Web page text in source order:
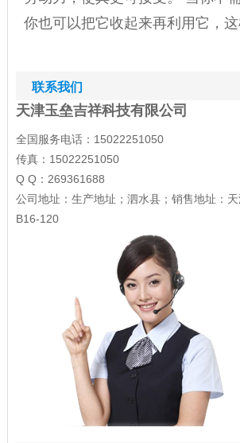
你也可以把它收起来再利用它，这
联系我们
天津玉垒吉祥科技有限公司
全国服务电话：15022251050
传真：15022251050
Q Q：269361688
公司地址：生产地址；泗水县；销售地址：
B16-120